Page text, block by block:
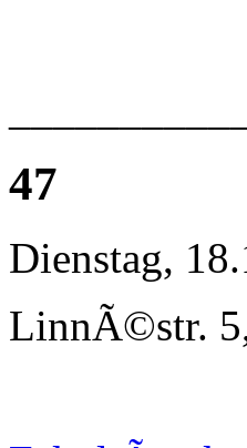
47
Dienstag,
LinnÃ©str.